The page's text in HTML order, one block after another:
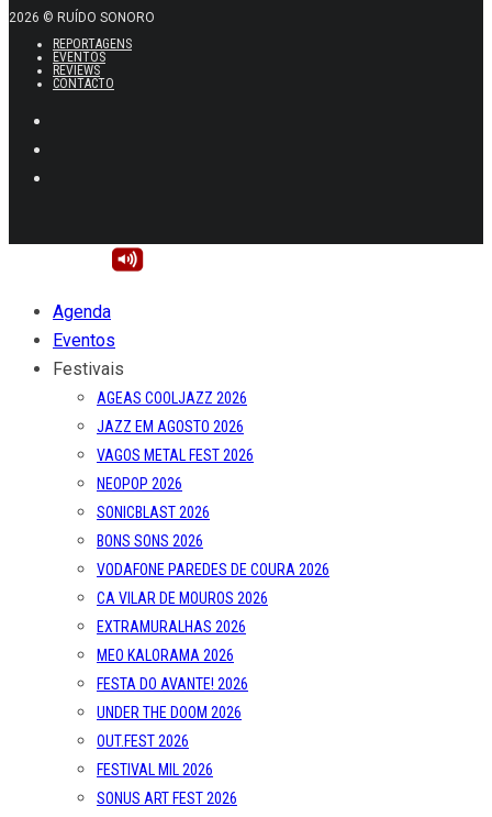
CONTACTO
Eventos
AGEAS COOLJAZZ 2026
JAZZ EM AGOSTO 2026
NEOPOP 2026
SONICBLAST 2026
BONS SONS 2026
VODAFONE PAREDES DE COURA 2026
CA VILAR DE MOUROS 2026
EXTRAMURALHAS 2026
MEO KALORAMA 2026
FESTA DO AVANTE! 2026
UNDER THE DOOM 2026
OUT.FEST 2026
FESTIVAL MIL 2026
SONUS ART FEST 2026
SEMIBREVE 2026
MUCHO FLOW 2026
MISTY FEST 2026